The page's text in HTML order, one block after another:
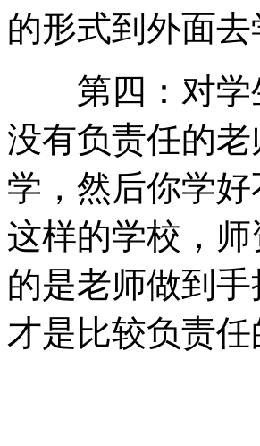
的形式到外
第四：对学
没有负责任的
学，然后你学
这样的学校，
的是老师做到
才是比较负责